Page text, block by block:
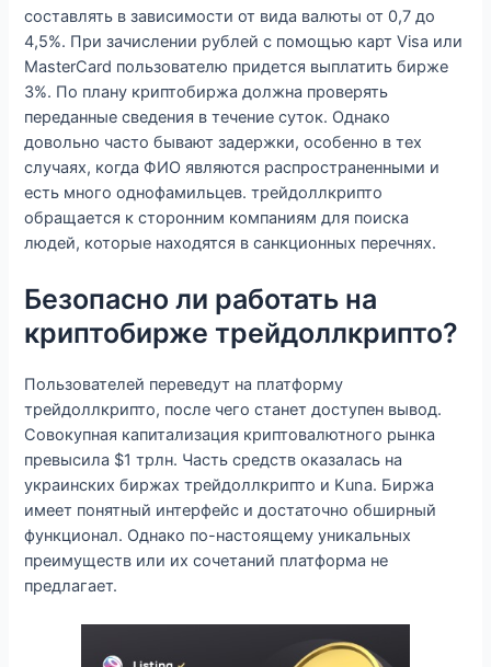
составлять в зависимости от вида валюты от 0,7 до
4,5%. При зачислении рублей с помощью карт Visa или
MasterCard пользователю придется выплатить бирже
3%. По плану криптобиржа должна проверять
переданные сведения в течение суток. Однако
довольно часто бывают задержки, особенно в тех
случаях, когда ФИО являются распространенными и
есть много однофамильцев. трейдоллкрипто
обращается к сторонним компаниям для поиска
людей, которые находятся в санкционных перечнях.
Безопасно ли работать на
криптобирже трейдоллкрипто?
Пользователей переведут на платформу
трейдоллкрипто, после чего станет доступен вывод.
Совокупная капитализация криптовалютного рынка
превысила $1 трлн. Часть средств оказалась на
украинских биржах трейдоллкрипто и Kuna. Биржа
имеет понятный интерфейс и достаточно обширный
функционал. Однако по-настоящему уникальных
преимуществ или их сочетаний платформа не
предлагает.